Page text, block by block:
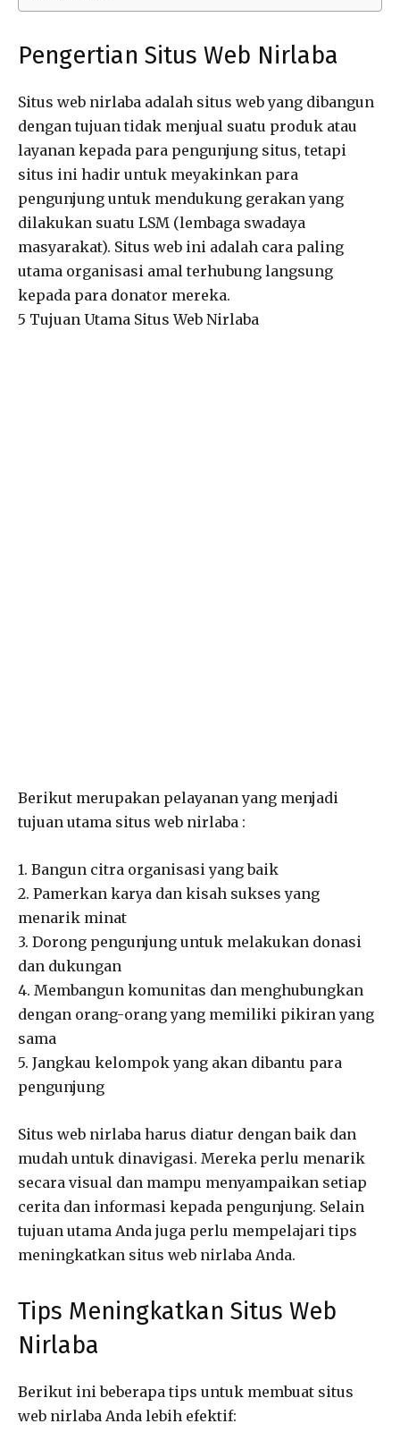
Pengertian Situs Web Nirlaba
Situs web nirlaba adalah situs web yang dibangun
dengan tujuan tidak menjual suatu produk atau
layanan kepada para pengunjung situs, tetapi
situs ini hadir untuk meyakinkan para
pengunjung untuk mendukung gerakan yang
dilakukan suatu LSM (lembaga swadaya
masyarakat). Situs web ini adalah cara paling
utama organisasi amal terhubung langsung
kepada para donator mereka.
5 Tujuan Utama Situs Web Nirlaba
Berikut merupakan pelayanan yang menjadi
tujuan utama situs web nirlaba :
1. Bangun citra organisasi yang baik
2. Pamerkan karya dan kisah sukses yang
menarik minat
3. Dorong pengunjung untuk melakukan donasi
dan dukungan
4. Membangun komunitas dan menghubungkan
dengan orang-orang yang memiliki pikiran yang
sama
5. Jangkau kelompok yang akan dibantu para
pengunjung
Situs web nirlaba harus diatur dengan baik dan
mudah untuk dinavigasi. Mereka perlu menarik
secara visual dan mampu menyampaikan setiap
cerita dan informasi kepada pengunjung. Selain
tujuan utama Anda juga perlu mempelajari tips
meningkatkan situs web nirlaba Anda.
Tips Meningkatkan Situs Web
Nirlaba
Berikut ini beberapa tips untuk membuat situs
web nirlaba Anda lebih efektif: